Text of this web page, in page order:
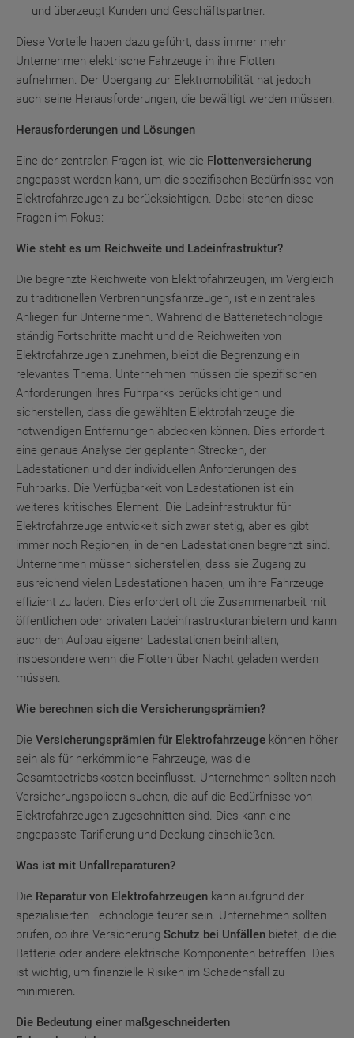
und überzeugt Kunden und Geschäftspartner.
Diese Vorteile haben dazu geführt, dass immer mehr
Unternehmen elektrische Fahrzeuge in ihre Flotten
aufnehmen. Der Übergang zur Elektromobilität hat jedoch
auch seine Herausforderungen, die bewältigt werden müssen.
Herausforderungen und Lösungen
Eine der zentralen Fragen ist, wie die Flottenversicherung
angepasst werden kann, um die spezifischen Bedürfnisse von
Elektrofahrzeugen zu berücksichtigen. Dabei stehen diese
Fragen im Fokus:
Wie steht es um Reichweite und Ladeinfrastruktur?
Die begrenzte Reichweite von Elektrofahrzeugen, im Vergleich
zu traditionellen Verbrennungsfahrzeugen, ist ein zentrales
Anliegen für Unternehmen. Während die Batterietechnologie
ständig Fortschritte macht und die Reichweiten von
Elektrofahrzeugen zunehmen, bleibt die Begrenzung ein
relevantes Thema. Unternehmen müssen die spezifischen
Anforderungen ihres Fuhrparks berücksichtigen und
sicherstellen, dass die gewählten Elektrofahrzeuge die
notwendigen Entfernungen abdecken können. Dies erfordert
eine genaue Analyse der geplanten Strecken, der
Ladestationen und der individuellen Anforderungen des
Fuhrparks. Die Verfügbarkeit von Ladestationen ist ein
weiteres kritisches Element. Die Ladeinfrastruktur für
Elektrofahrzeuge entwickelt sich zwar stetig, aber es gibt
immer noch Regionen, in denen Ladestationen begrenzt sind.
Unternehmen müssen sicherstellen, dass sie Zugang zu
ausreichend vielen Ladestationen haben, um ihre Fahrzeuge
effizient zu laden. Dies erfordert oft die Zusammenarbeit mit
öffentlichen oder privaten Ladeinfrastrukturanbietern und kann
auch den Aufbau eigener Ladestationen beinhalten,
insbesondere wenn die Flotten über Nacht geladen werden
müssen.
Wie berechnen sich die Versicherungsprämien?
Die Versicherungsprämien für Elektrofahrzeuge können höher
sein als für herkömmliche Fahrzeuge, was die
Gesamtbetriebskosten beeinflusst. Unternehmen sollten nach
Versicherungspolicen suchen, die auf die Bedürfnisse von
Elektrofahrzeugen zugeschnitten sind. Dies kann eine
angepasste Tarifierung und Deckung einschließen.
Was ist mit Unfallreparaturen?
Die Reparatur von Elektrofahrzeugen kann aufgrund der
spezialisierten Technologie teurer sein. Unternehmen sollten
prüfen, ob ihre Versicherung Schutz bei Unfällen bietet, die die
Batterie oder andere elektrische Komponenten betreffen. Dies
ist wichtig, um finanzielle Risiken im Schadensfall zu
minimieren.
Die Bedeutung einer maßgeschneiderten